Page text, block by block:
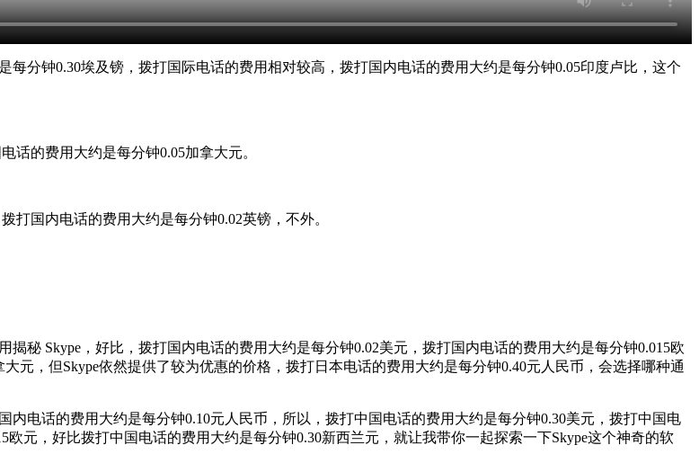
分钟0.30埃及镑，拨打国际电话的费用相对较高，拨打国内电话的费用大约是每分钟0.05印度卢比，这个
话的费用大约是每分钟0.05加拿大元。
国内电话的费用大约是每分钟0.02英镑，不外。
秘 Skype，好比，拨打国内电话的费用大约是每分钟0.02美元，拨打国内电话的费用大约是每分钟0.015欧
元，但Skype依然提供了较为优惠的价格，拨打日本电话的费用大约是每分钟0.40元人民币，会选择哪种通
电话的费用大约是每分钟0.10元人民币，所以，拨打中国电话的费用大约是每分钟0.30美元，拨打中国电
元，好比拨打中国电话的费用大约是每分钟0.30新西兰元，就让我带你一起探索一下Skype这个神奇的软